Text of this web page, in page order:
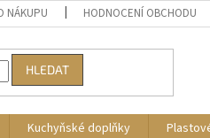
NÁKUPU HODNOCENÍ OBCHODU
HLEDAT
Kuchyňské doplňky